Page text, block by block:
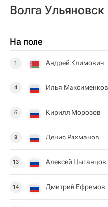
Волга Ульяновск
На поле
1 Андрей Климович
4 Илья Максименков
6 Кирилл Морозов
8 Денис Рахманов
13 Алексей Цыганцов
14 Дмитрий Ефремов